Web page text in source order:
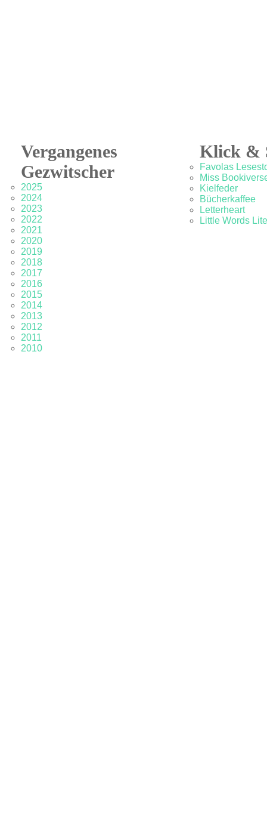
Vergangenes
Gezwitscher
2025
2024
2023
2022
2021
2020
2019
2018
2017
2016
2015
2014
2013
2012
2011
2010
Klick &
Favolas
Miss
Kielfeder
Bücherkaffee
Letterheart
Little Words